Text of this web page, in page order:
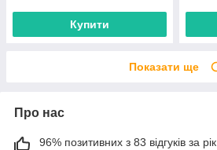
Купити
Показати ще
Про нас
96% позитивних з 83 відгуків за рік